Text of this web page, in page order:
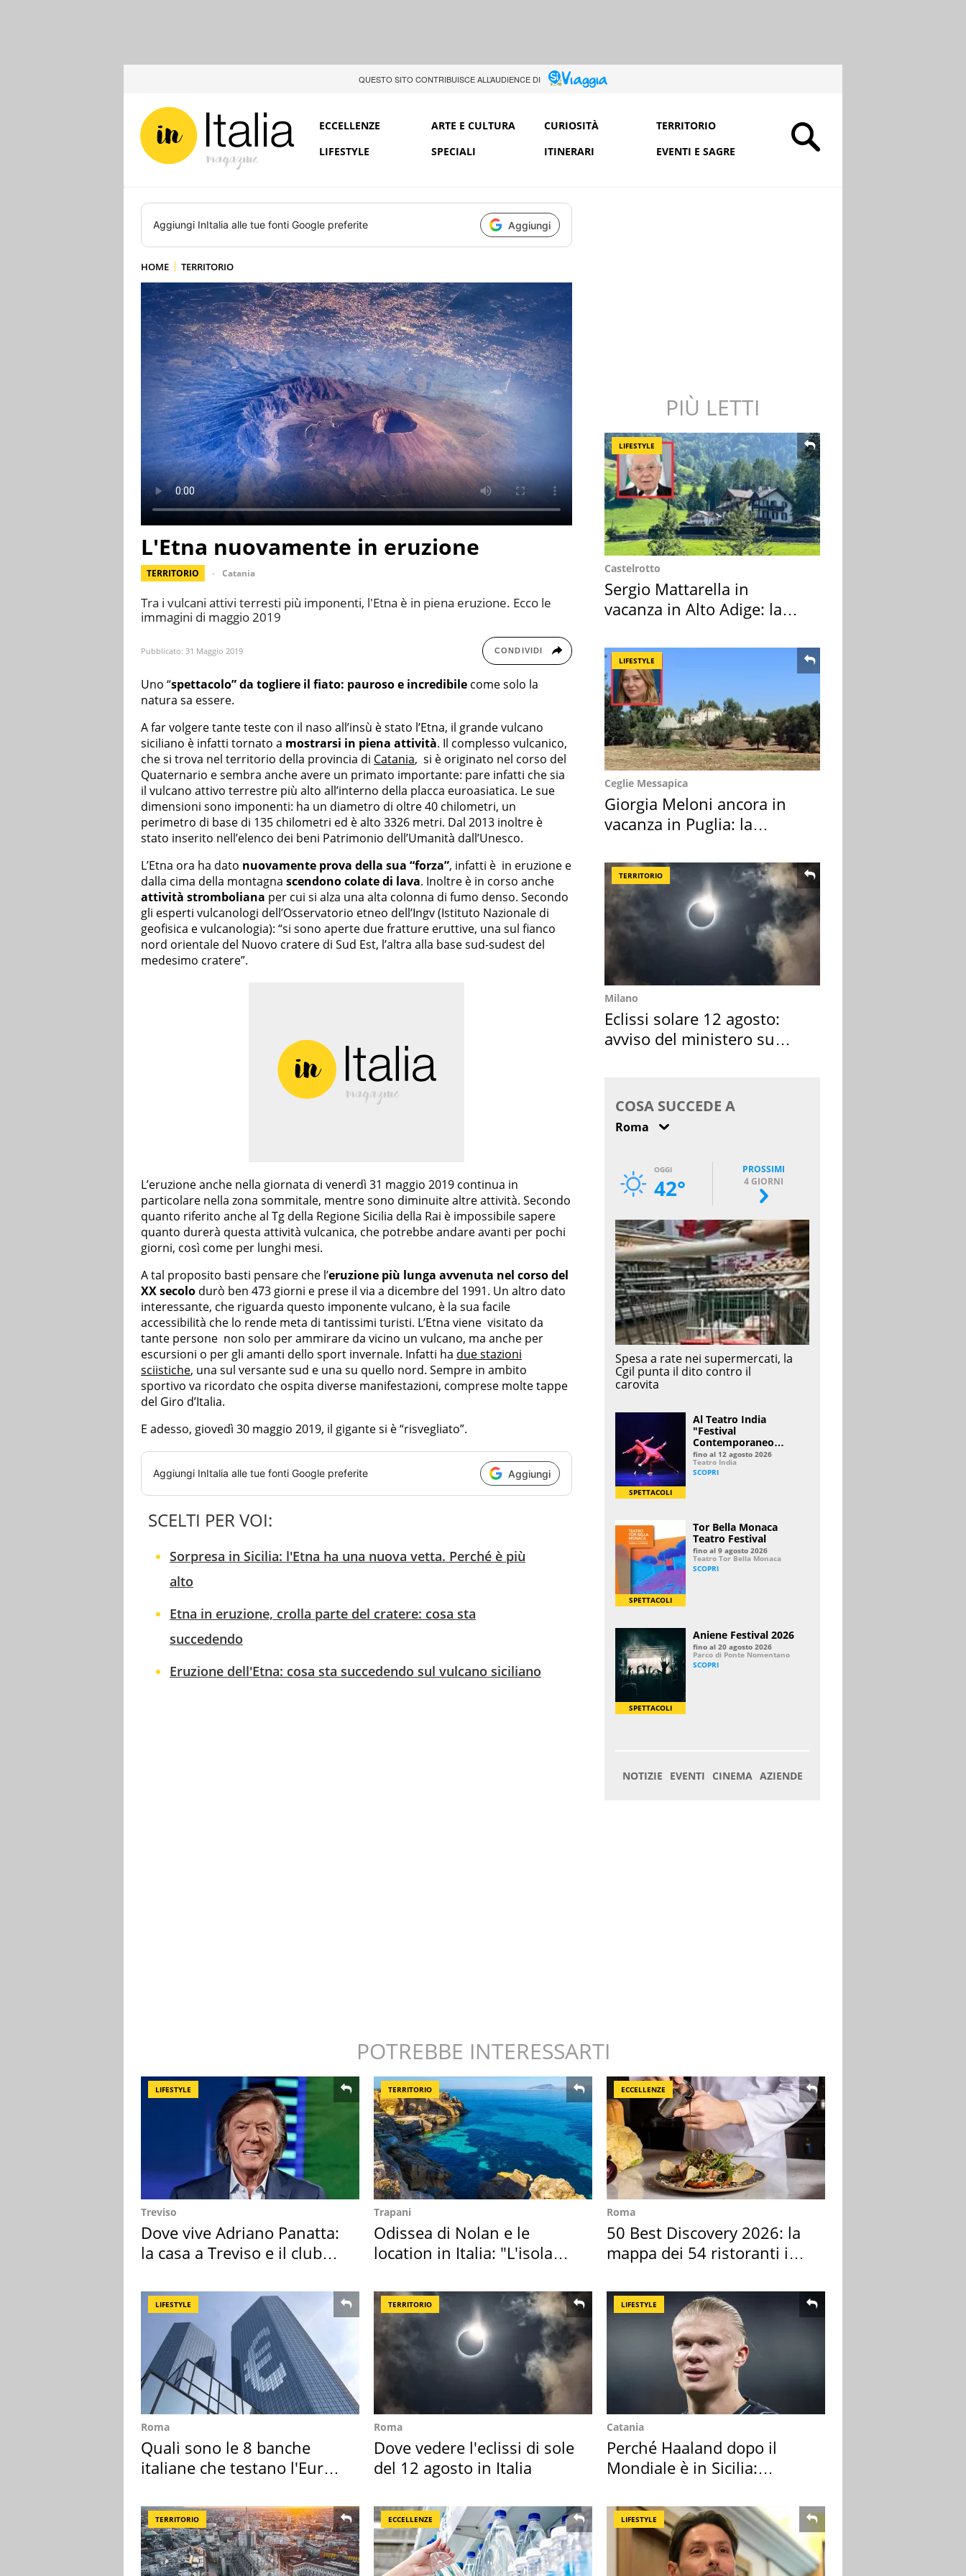
QUESTO SITO CONTRIBUISCE ALL’AUDIENCE DI
ECCELLENZE ARTE E CULTURA CURIOSITÀ
TERRITORIO
LIFESTYLE
SPECIALI ITINERARI EVENTI E SAGRE
Aggiungi InItalia alle tue fonti Google preferite Aggiungi
HOME TERRITORIO
L'Etna nuovamente in eruzione
TERRITORIO Catania
Tra i vulcani attivi terresti più imponenti, l'Etna è in piena eruzione. Ecco le
immagini di maggio 2019
Pubblicato: 31 Maggio 2019 CONDIVIDI
Uno “spettacolo” da togliere il fiato: pauroso e incredibile come solo la
natura sa essere.
A far volgere tante teste con il naso all’insù è stato l’Etna, il grande vulcano
siciliano è infatti tornato a mostrarsi in piena attività. Il complesso vulcanico,
che si trova nel territorio della provincia di Catania, si è originato nel corso del
Quaternario e sembra anche avere un primato importante: pare infatti che sia
il vulcano attivo terrestre più alto all’interno della placca euroasiatica. Le sue
dimensioni sono imponenti: ha un diametro di oltre 40 chilometri, un
perimetro di base di 135 chilometri ed è alto 3326 metri. Dal 2013 inoltre è
stato inserito nell’elenco dei beni Patrimonio dell’Umanità dall’Unesco.
L’Etna ora ha dato nuovamente prova della sua “forza”, infatti è in eruzione e
dalla cima della montagna scendono colate di lava. Inoltre è in corso anche
attività stromboliana per cui si alza una alta colonna di fumo denso. Secondo
gli esperti vulcanologi dell’Osservatorio etneo dell’Ingv (Istituto Nazionale di
geofisica e vulcanologia): “si sono aperte due fratture eruttive, una sul fianco
nord orientale del Nuovo cratere di Sud Est, l’altra alla base sud-sudest del
medesimo cratere”.
L’eruzione anche nella giornata di venerdì 31 maggio 2019 continua in
particolare nella zona sommitale, mentre sono diminuite altre attività. Secondo
quanto riferito anche al Tg della Regione Sicilia della Rai è impossibile sapere
quanto durerà questa attività vulcanica, che potrebbe andare avanti per pochi
giorni, così come per lunghi mesi.
A tal proposito basti pensare che l’eruzione più lunga avvenuta nel corso del
XX secolo durò ben 473 giorni e prese il via a dicembre del 1991. Un altro dato
interessante, che riguarda questo imponente vulcano, è la sua facile
accessibilità che lo rende meta di tantissimi turisti. L’Etna viene visitato da
tante persone non solo per ammirare da vicino un vulcano, ma anche per
escursioni o per gli amanti dello sport invernale. Infatti ha due stazioni
sciistiche, una sul versante sud e una su quello nord. Sempre in ambito
sportivo va ricordato che ospita diverse manifestazioni, comprese molte tappe
del Giro d’Italia.
E adesso, giovedì 30 maggio 2019, il gigante si è “risvegliato”.
Aggiungi InItalia alle tue fonti Google preferite Aggiungi
SCELTI PER VOI:
Sorpresa in Sicilia: l'Etna ha una nuova vetta. Perché è più
alto
Etna in eruzione, crolla parte del cratere: cosa sta
succedendo
Eruzione dell'Etna: cosa sta succedendo sul vulcano siciliano
PIÙ LETTI
LIFESTYLE
Castelrotto
Sergio Mattarella in
vacanza in Alto Adige: la
LIFESTYLE
Ceglie Messapica
Giorgia Meloni ancora in
vacanza in Puglia: la
TERRITORIO
Milano
Eclissi solare 12 agosto:
avviso del ministero su
POTREBBE INTERESSARTI
LIFESTYLE
Treviso
Dove vive Adriano Panatta:
la casa a Treviso e il club
TERRITORIO
Trapani
Odissea di Nolan e le
location in Italia: "L'isola
ECCELLENZE
Roma
50 Best Discovery 2026: la
mappa dei 54 ristoranti in
LIFESTYLE
Roma
Quali sono le 8 banche
italiane che testano l'Euro
TERRITORIO
Roma
Dove vedere l'eclissi di sole
del 12 agosto in Italia
LIFESTYLE
Catania
Perché Haaland dopo il
Mondiale è in Sicilia:
TERRITORIO ECCELLENZE LIFESTYLE